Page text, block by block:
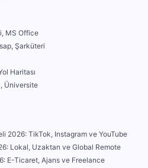
MS Office
Şarküteri
Haritası
Üniversite
2026: TikTok, Instagram ve YouTube
Lokal, Uzaktan ve Global Remote
E-Ticaret, Ajans ve Freelance